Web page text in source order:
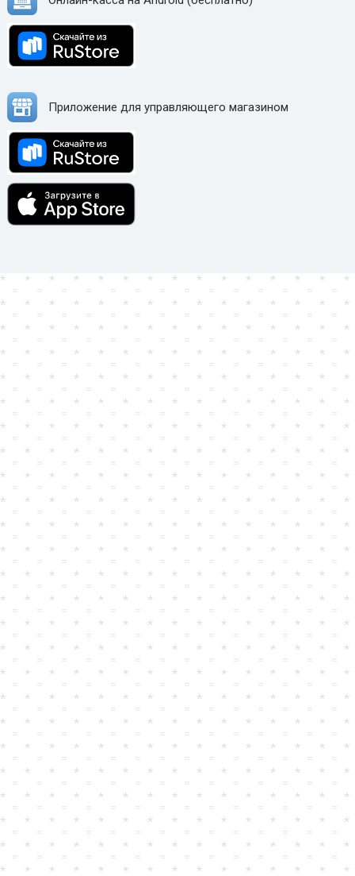
Приложение для управляющего магазином